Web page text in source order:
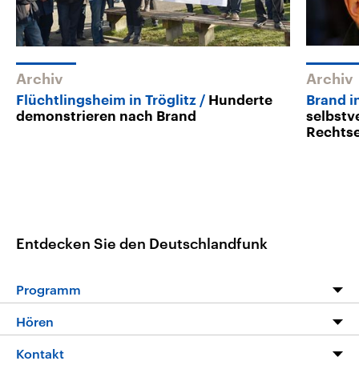
Archiv
Flüchtlingsheim in Tröglitz
Hunderte
demonstrieren nach Brand
Archiv
Brand
Entdecken Sie den Deutschlandfunk
Programm
Programm
Hören
Livestream
Kontakt